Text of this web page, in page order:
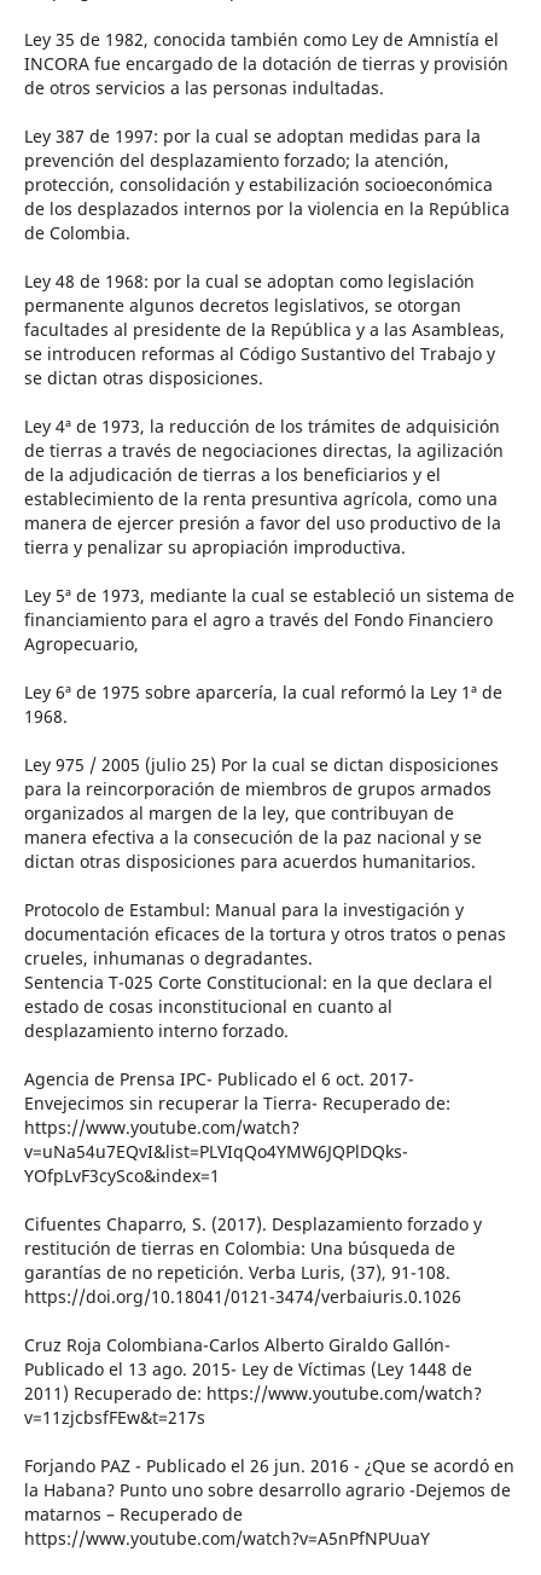
Ley 35 de 1982, conocida también como Ley de Amnistía el
INCORA fue encargado de la dotación de tierras y provisión
de otros servicios a las personas indultadas.
Ley 387 de 1997: por la cual se adoptan medidas para la
prevención del desplazamiento forzado; la atención,
protección, consolidación y estabilización socioeconómica
de los desplazados internos por la violencia en la República
de Colombia.
Ley 48 de 1968: por la cual se adoptan como legislación
permanente algunos decretos legislativos, se otorgan
facultades al presidente de la República y a las Asambleas,
se introducen reformas al Código Sustantivo del Trabajo y
se dictan otras disposiciones.
Ley 4ª de 1973, la reducción de los trámites de adquisición
de tierras a través de negociaciones directas, la agilización
de la adjudicación de tierras a los beneficiarios y el
establecimiento de la renta presuntiva agrícola, como una
manera de ejercer presión a favor del uso productivo de la
tierra y penalizar su apropiación improductiva.
Ley 5ª de 1973, mediante la cual se estableció un sistema de
financiamiento para el agro a través del Fondo Financiero
Agropecuario,
Ley 6ª de 1975 sobre aparcería, la cual reformó la Ley 1ª de
1968.
Ley 975 / 2005 (julio 25) Por la cual se dictan disposiciones
para la reincorporación de miembros de grupos armados
organizados al margen de la ley, que contribuyan de
manera efectiva a la consecución de la paz nacional y se
dictan otras disposiciones para acuerdos humanitarios.
Protocolo de Estambul: Manual para la investigación y
documentación eficaces de la tortura y otros tratos o penas
crueles, inhumanas o degradantes.
Sentencia T-025 Corte Constitucional: en la que declara el
estado de cosas inconstitucional en cuanto al
desplazamiento interno forzado.
Agencia de Prensa IPC- Publicado el 6 oct. 2017-
Envejecimos sin recuperar la Tierra- Recuperado de:
https://www.youtube.com/watch?
v=uNa54u7EQvI&list=PLVIqQo4YMW6JQPlDQks-
YOfpLvF3cySco&index=1
Cifuentes Chaparro, S. (2017). Desplazamiento forzado y
restitución de tierras en Colombia: Una búsqueda de
garantías de no repetición. Verba Luris, (37), 91-108.
https://doi.org/10.18041/0121-3474/verbaiuris.0.1026
Cruz Roja Colombiana-Carlos Alberto Giraldo Gallón-
Publicado el 13 ago. 2015- Ley de Víctimas (Ley 1448 de
2011) Recuperado de: https://www.youtube.com/watch?
v=11zjcbsfFEw&t=217s
Forjando PAZ - Publicado el 26 jun. 2016 - ¿Que se acordó en
la Habana? Punto uno sobre desarrollo agrario -Dejemos de
matarnos – Recuperado de
https://www.youtube.com/watch?v=A5nPfNPUuaY